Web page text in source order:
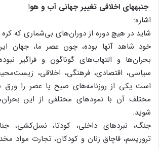
جنبه‏های اخلاقی تغییر جهانی آب و هوا
اشاره:
شاید در هیچ دوره از دوران‌های بی‌شماری که
خود شاهد آنها بوده، چون عصر ما، جهان
بحران‌ها و التهاب‌های گوناگون و فراگیر
سیاسی، اقتصادی، فرهنگی، اخلاقی،
است یکی از روزنامه‌های صبح یا عصر را ورق
مختلف آن با نمودهای مختلفی از این
شوید.
جنگ، نبردهای داخلی، کودتا، نسل‌کشی،
تروریسم، قاچاق زنان و کودکان، تجارت مواد